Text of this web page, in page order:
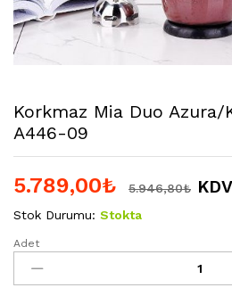
Korkmaz Mia Duo
A446-09
5.789,00₺ 5.946,80₺
Stok Durumu: Stokta
Korkmaz
Mia
Duo
Adet